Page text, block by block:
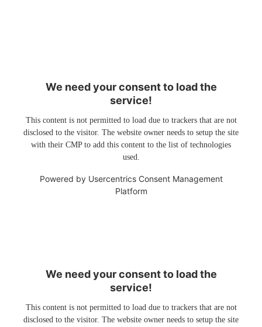
We need your consent to load the
service!
This content is not permitted to load due to trackers that are not
disclosed to the visitor. The website owner needs to setup the site
with their CMP to add this content to the list of technologies
used.
Powered by Usercentrics Consent Management
Platform
We need your consent to load the
service!
This content is not permitted to load due to trackers that are not
disclosed to the visitor. The website owner needs to setup the site